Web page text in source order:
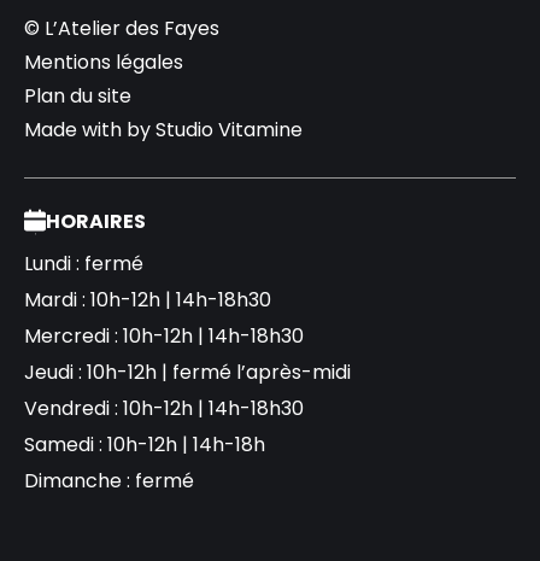
© L’Atelier des Fayes
Mentions légales
Plan du site
Made with byStudio Vitamine
HORAIRES
Lundi : fermé
Mardi : 10h-12h | 14h-18h30
Mercredi : 10h-12h | 14h-18h30
Jeudi : 10h-12h | fermé l’après-midi
Vendredi : 10h-12h | 14h-18h30
Samedi : 10h-12h | 14h-18h
Dimanche : fermé